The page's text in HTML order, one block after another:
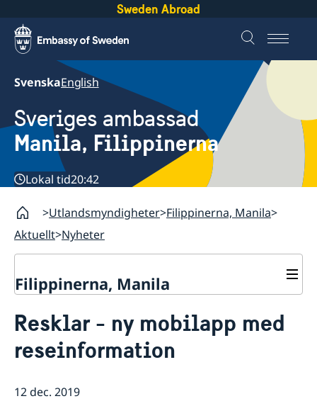
Sweden Abroad
SvenskaEnglish
Sveriges ambassad
Manila, Filippinerna
Lokal tid20:42
Utlandsmyndigheter Filippinerna, Manila
Aktuellt Nyheter
Filippinerna, Manila
Om oss
Ambassadens personal
Så stöttar vi svenska företag
Team Sweden
Nyheter
Resklar - ny mobilapp med
reseinformation
12 dec. 2019